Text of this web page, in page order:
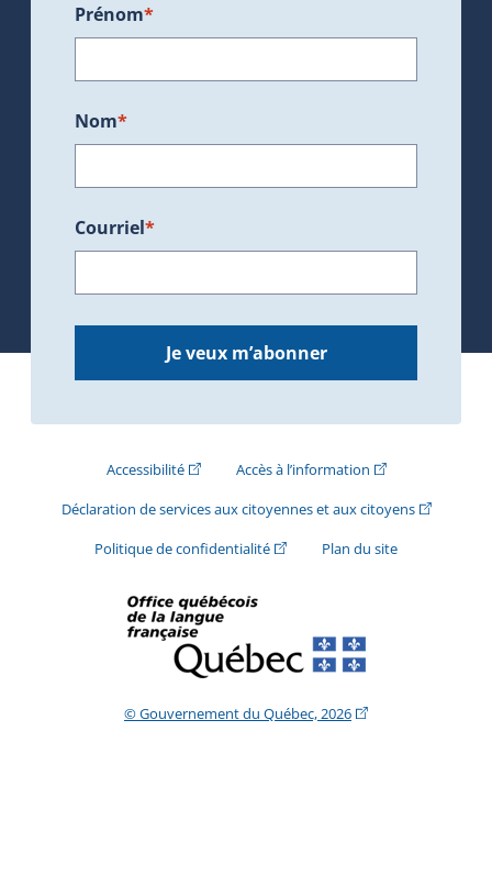
Prénom*
Nom*
Courriel*
Je veux m’abonner
Accessibilité(Cet hyperlien externe s'ouvrira dans une
Accès à l’information(Cet hyperlien
Déclaration de services aux citoyennes et aux citoyens(Cet
Politique de confidentialité(Cet hyperlien externe s'ouvrira
Plan du site
© Gouvernement du Québec, 2026(Cet hyperlien